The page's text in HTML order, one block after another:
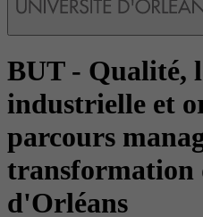
BUT - Qualité,
industrielle et
parcours
transformation
d'Orléans